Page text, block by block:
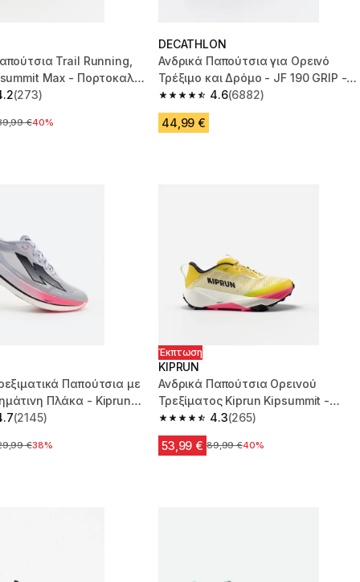
Trail Running,
Max - Πορτοκαλί/
stars from 273 reviews
(273)
τιμή
€40%
DECATHLON
Ανδρικά Παπούτσια για Ορεινό
Τρέξιμο και Δρόμο - JF 190 GRIP -
Μπλε/Μάνγκο
4.6
4.6 out of 5 stars from 6882 reviews
(6882)
44,99 €
Παπούτσια με
Πλάκα - Kiprun
stars from 2145 reviews
(2145)
τιμή
€38%
Έκπτωση
KIPRUN
Ανδρικά Παπούτσια Ορεινού
Τρεξίματος Kiprun Kipsummit -
Κίτρινα
4.3
4.3 out of 5 stars from 265 reviews
(265)
53,99 € Αρχική τιμή
89,99 €40%